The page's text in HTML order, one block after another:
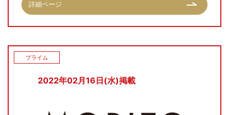
詳細ページ
2022年02月16日(水)掲載
プライム